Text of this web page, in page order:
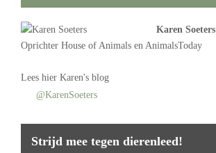
Karen Soeters
Oprichter House of Animals en AnimalsToday
Lees hier Karen's blog
@KarenSoeters
Strijd mee tegen dierenleed!